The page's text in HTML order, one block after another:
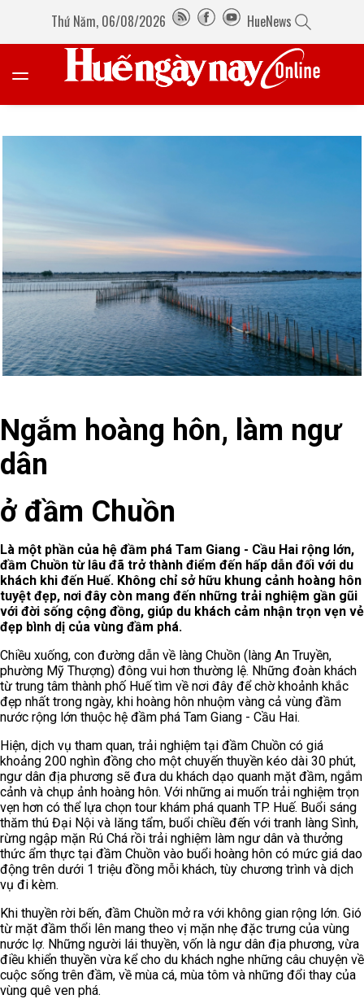
Thứ Năm, 06/08/2026 HueNews
Ngắm hoàng hôn, làm ngư
dân
ở đầm Chuồn
Là một phần của hệ đầm phá Tam Giang - Cầu Hai rộng lớn,
đầm Chuồn từ lâu đã trở thành điểm đến hấp dẫn đối với du
khách khi đến Huế. Không chỉ sở hữu khung cảnh hoàng hôn
tuyệt đẹp, nơi đây còn mang đến những trải nghiệm gần gũi
với đời sống cộng đồng, giúp du khách cảm nhận trọn vẹn vẻ
đẹp bình dị của vùng đầm phá.
Chiều xuống, con đường dẫn về làng Chuồn (làng An Truyền,
phường Mỹ Thượng) đông vui hơn thường lệ. Những đoàn khách
từ trung tâm thành phố Huế tìm về nơi đây để chờ khoảnh khắc
đẹp nhất trong ngày, khi hoàng hôn nhuộm vàng cả vùng đầm
nước rộng lớn thuộc hệ đầm phá Tam Giang - Cầu Hai.
Hiện, dịch vụ tham quan, trải nghiệm tại đầm Chuồn có giá
khoảng 200 nghìn đồng cho một chuyến thuyền kéo dài 30 phút,
ngư dân địa phương sẽ đưa du khách dạo quanh mặt đầm, ngắm
cảnh và chụp ảnh hoàng hôn. Với những ai muốn trải nghiệm trọn
vẹn hơn có thể lựa chọn tour khám phá quanh TP. Huế. Buổi sáng
thăm thú Đại Nội và lăng tẩm, buổi chiều đến với tranh làng Sình,
rừng ngập mặn Rú Chá rồi trải nghiệm làm ngư dân và thưởng
thức ẩm thực tại đầm Chuồn vào buổi hoàng hôn có mức giá dao
động trên dưới 1 triệu đồng mỗi khách, tùy chương trình và dịch
vụ đi kèm.
Khi thuyền rời bến, đầm Chuồn mở ra với không gian rộng lớn. Gió
từ mặt đầm thổi lên mang theo vị mặn nhẹ đặc trưng của vùng
nước lợ. Những người lái thuyền, vốn là ngư dân địa phương, vừa
điều khiển thuyền vừa kể cho du khách nghe những câu chuyện về
cuộc sống trên đầm, về mùa cá, mùa tôm và những đổi thay của
vùng quê ven phá.